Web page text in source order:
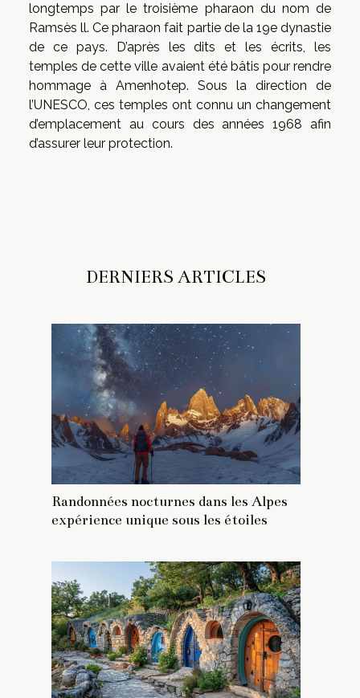
longtemps par le troisième pharaon du nom de
Ramsès ll. Ce pharaon fait partie de la 19e dynastie
de ce pays. D’après les dits et les écrits, les
temples de cette ville avaient été bâtis pour rendre
hommage à Amenhotep. Sous la direction de
l’UNESCO, ces temples ont connu un changement
d’emplacement au cours des années 1968 afin
d’assurer leur protection.
DERNIERS ARTICLES
Randonnées nocturnes dans les Alpes
expérience unique sous les étoiles